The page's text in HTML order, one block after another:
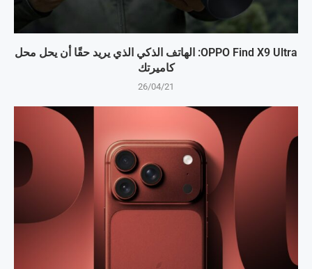
OPPO Find X9 Ultra: الهاتف الذكي الذي يريد حقًا أن يحل محل
كاميرتك
26/04/21